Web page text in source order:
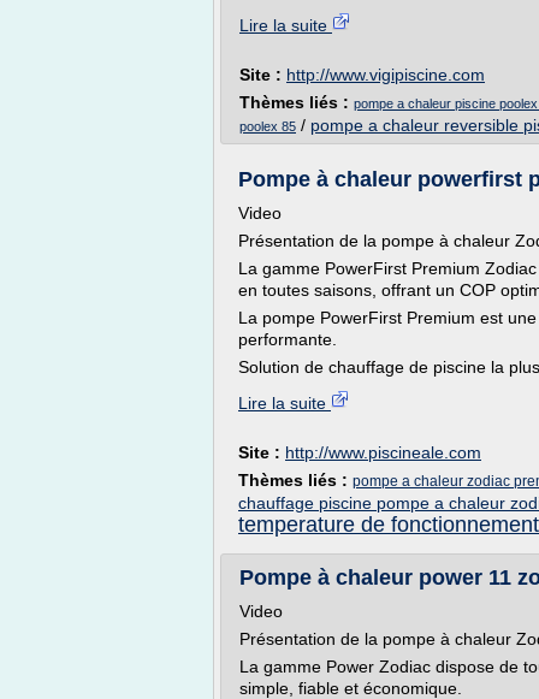
Lire la suite
Site : http://www.vigipiscine.com
Thèmes liés : pompe a chaleur piscine
poolex 85 / pompe a chaleur reversible
Pompe à chaleur powerfirst
Video
Présentation de la pompe à chaleur
La gamme PowerFirst Premium
en toutes saisons, offrant un COP
La pompe PowerFirst Premium est
performante.
Solution de chauffage de piscine la
Lire la suite
Site : http://www.piscineale.com
Thèmes liés : pompe a chaleur zodiac
chauffage piscine pompe a chaleur
temperature de
Pompe à chaleur power 11
Video
Présentation de la pompe à chaleur
La gamme Power Zodiac dispose de
simple, fiable et économique.